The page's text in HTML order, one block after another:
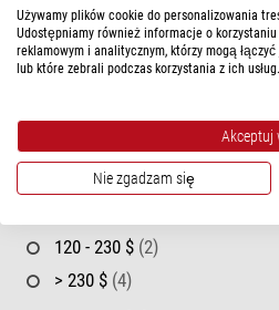
Manfrotto(1)
UDŹWIG
Aluminium(1)
120 - 230 $ (2)
> 230 $ (4)
Używamy plików cookie do personalizowania
Udostępniamy również informacje o
reklamowym i analitycznym, którzy mogą
lub które zebrali podczas korzystania z ich usług.
Akceptuj
Nie zgadzam się